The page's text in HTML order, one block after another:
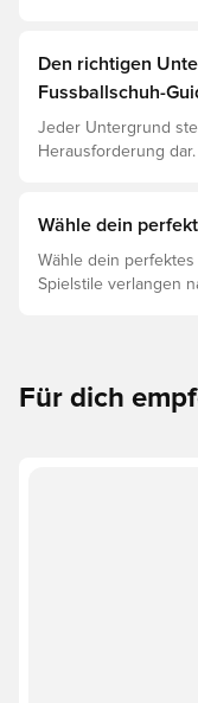
Den richtigen
Fussballschuh-
Jeder Untergrund
Herausforderung
Langlebigkeit des
verschiedenen
Wähle dein
Wähle dein perfektes
Spielstile verlangen
Für dich